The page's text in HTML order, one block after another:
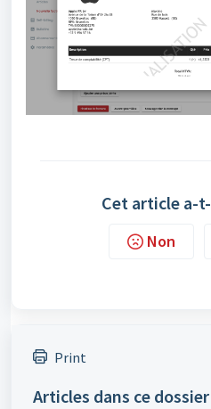
Cet article a-
Non
Print
Articles dans ce